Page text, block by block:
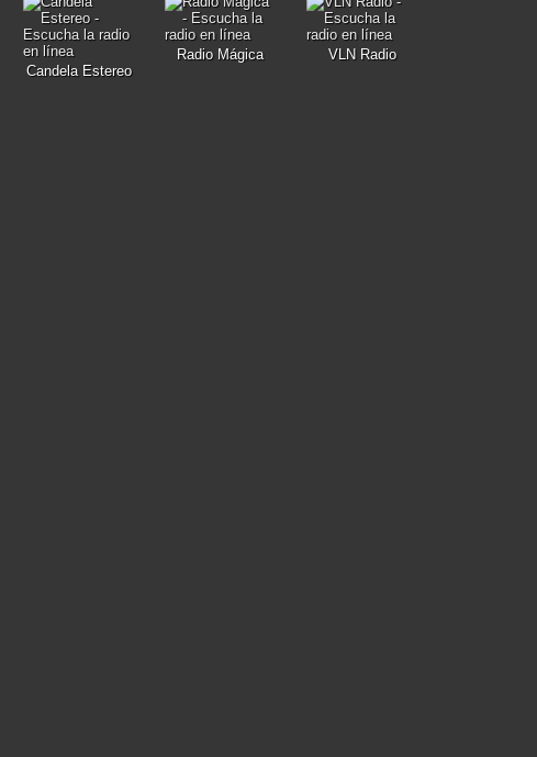
Candela Estereo
Radio Mágica VLN Radio